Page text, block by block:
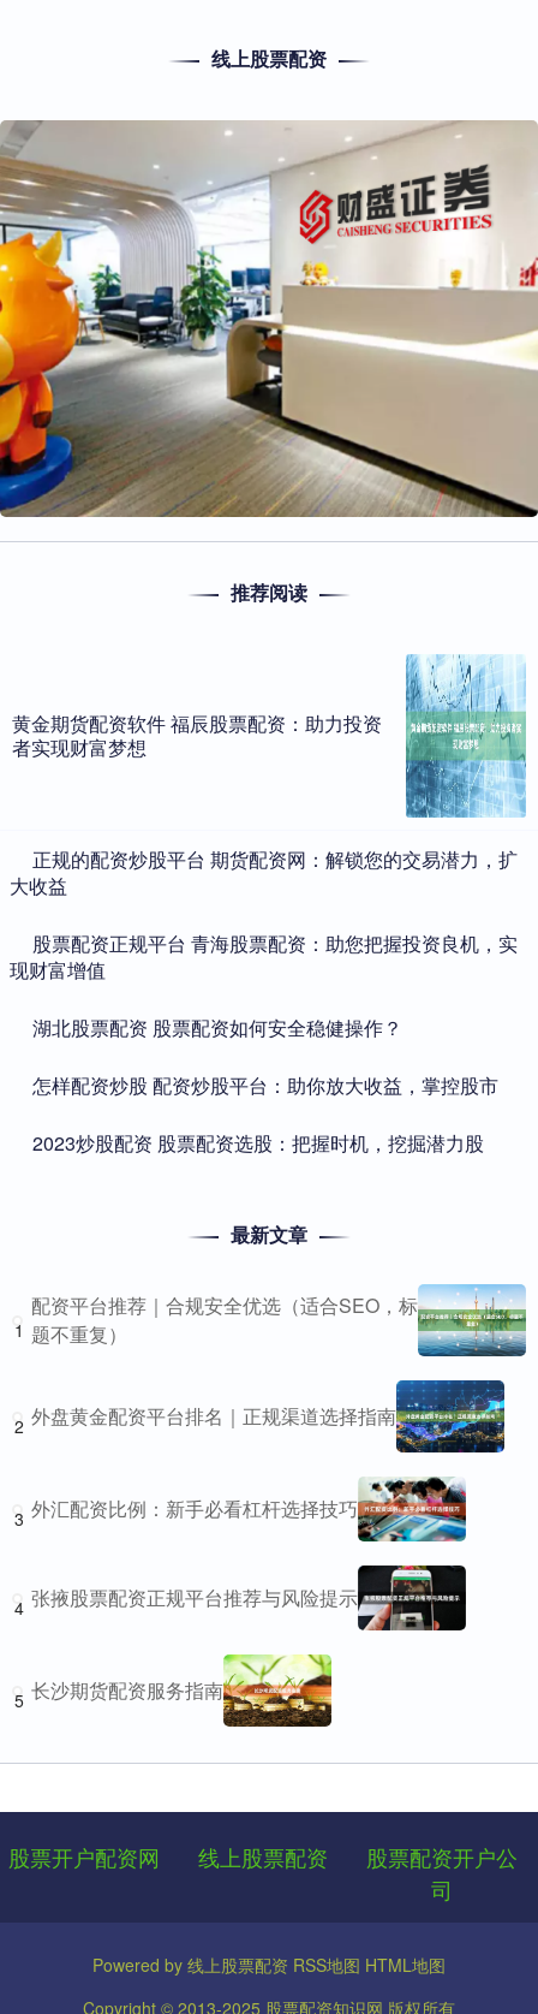
线上股票配资
推荐阅读
黄金期货配资软件 福辰股票配资：助力投资
者实现财富梦想
​正规的配资炒股平台 期货配资网：解锁您的交易潜力，扩
大收益
​股票配资正规平台 青海股票配资：助您把握投资良机，实
现财富增值
​湖北股票配资 股票配资如何安全稳健操作？
​怎样配资炒股 配资炒股平台：助你放大收益，掌控股市
​2023炒股配资 股票配资选股：把握时机，挖掘潜力股
最新文章
1
配资平台推荐｜合规安全优选（适合SEO，标
题不重复）
2 外盘黄金配资平台排名｜正规渠道选择指南
3 外汇配资比例：新手必看杠杆选择技巧
4 张掖股票配资正规平台推荐与风险提示
5 长沙期货配资服务指南
股票开户配资网 线上股票配资
股票配资开户公
司
Powered by 线上股票配资 RSS地图 HTML地图
Copyright © 2013-2025 股票配资知识网 版权所有